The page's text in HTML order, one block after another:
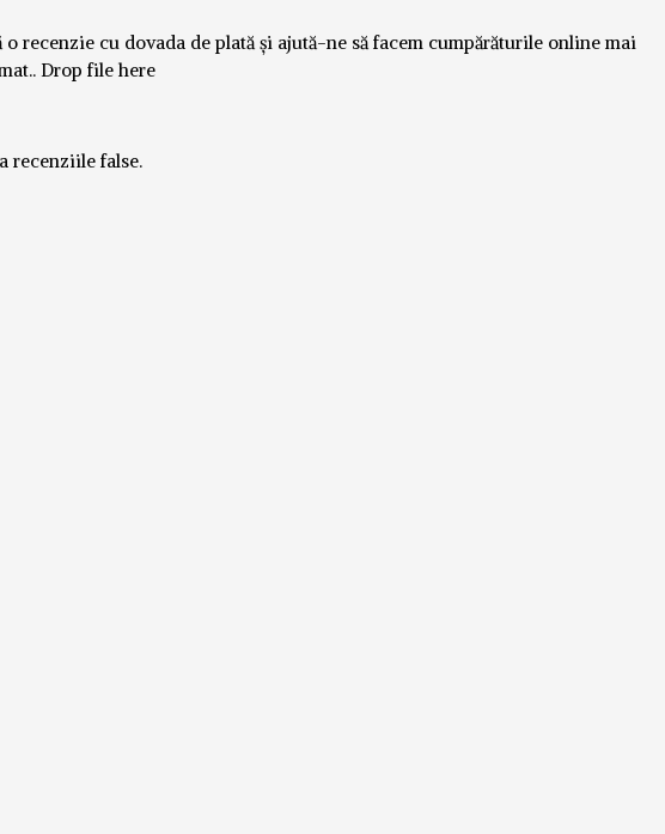
o recenzie cu dovada de plată și ajută-ne să facem cumpărăturile online mai
Drop file here
recenziile false.